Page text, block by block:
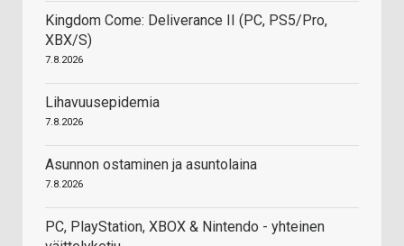
Kingdom Come: Deliverance II (PC, PS5/Pro,
XBX/S)
7.8.2026
Lihavuusepidemia
7.8.2026
Asunnon ostaminen ja asuntolaina
7.8.2026
PC, PlayStation, XBOX & Nintendo - yhteinen